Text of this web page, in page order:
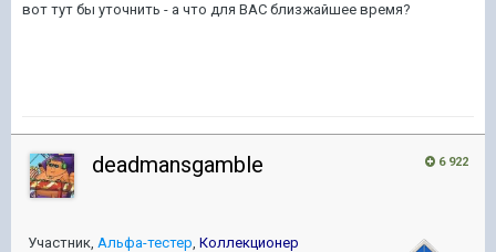
вот тут бы уточнить - а что для ВАС близжайшее время?
6 922
deadmansgamble
Участник, Альфа-тестер, Коллекционер